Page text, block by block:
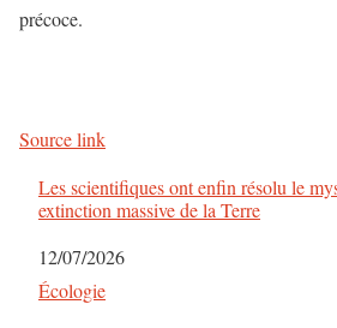
précoce.
Source link
Les scientifiques ont enfin résolu le
extinction massive de la Terre
Date
12/07/2026
Par rapport à
Écologie